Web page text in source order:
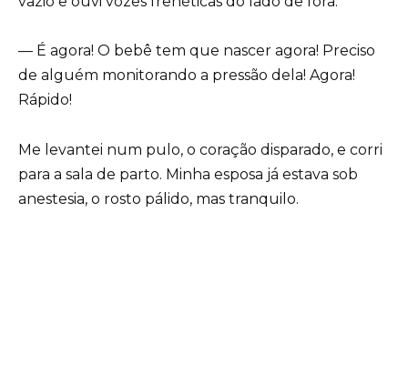
— É agora! O bebê tem que nascer agora! Preciso
de alguém monitorando a pressão dela! Agora!
Rápido!
Me levantei num pulo, o coração disparado, e corri
para a sala de parto. Minha esposa já estava sob
anestesia, o rosto pálido, mas tranquilo.